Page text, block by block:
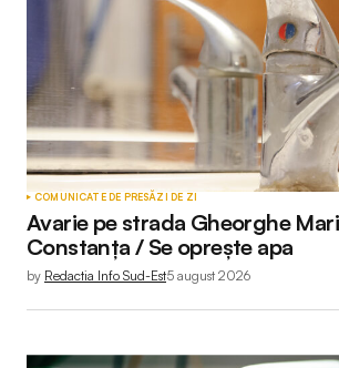
COMUNICATE DE PRESĂZI DE ZI
Avarie pe strada Gheorghe
Constanța / Se oprește apa
by Redactia Info Sud-Est5 august 2026